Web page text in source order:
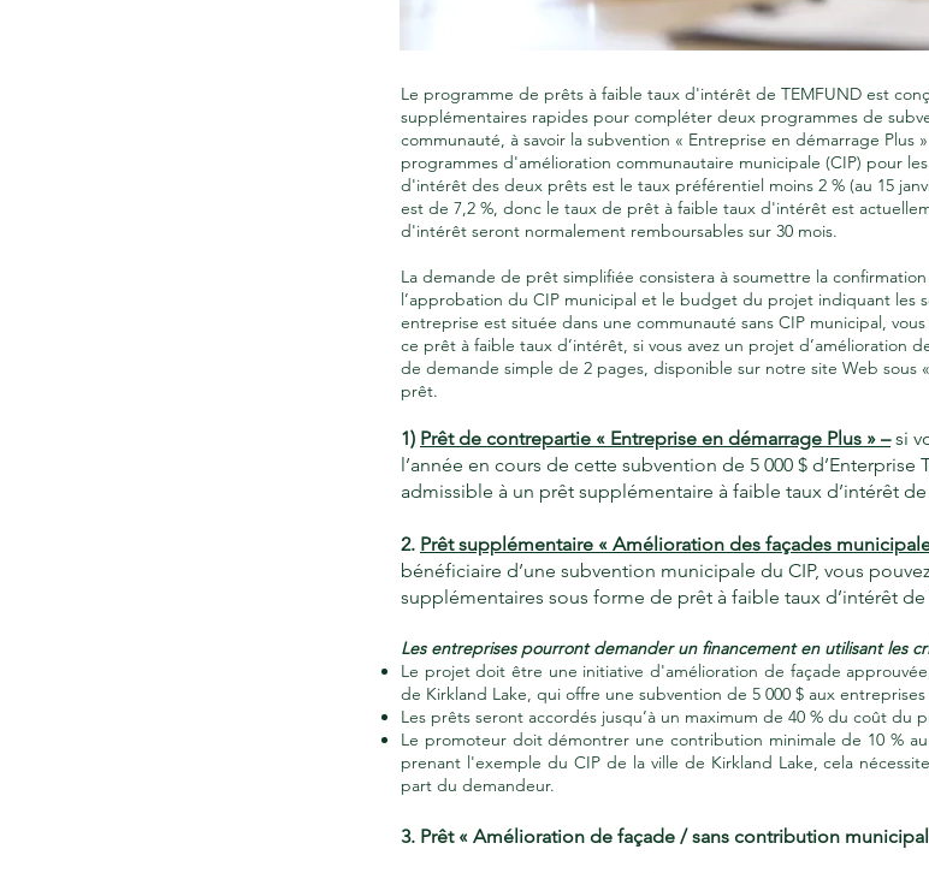
Le programme de prêts à faible taux d'intérêt de TEMFUND est
supplémentaires rapides pour compléter deux programmes de
communauté, à savoir la subvention « Entreprise en démarrage Plus
programmes d'amélioration communautaire municipale (CIP) pour
d'intérêt des deux prêts est le taux préférentiel moins 2 % (au 15
est de 7,2 %, donc le taux de prêt à faible taux d'intérêt est
d'intérêt seront normalement remboursables sur 30 mois.
La demande de prêt simplifiée consistera à soumettre la
l’approbation du CIP municipal et le budget du projet indiquant les
entreprise est située dans une communauté sans CIP municipal,
ce prêt à faible taux d’intérêt, si vous avez un projet d’amélioration
de demande simple de 2 pages, disponible sur notre site Web sous
prêt.
1) Prêt de contrepartie « Entreprise en démarrage Plus » –si
l’année en cours de cette subvention de 5 000 $
admissible à un prêt supplémentaire à faible taux d’intérêt de
2. Prêt supplémentaire « Amélioration des façades
bénéficiaire d’une subvention municipale du CIP, vous
supplémentaires sous forme de prêt à faible taux d’intérêt de
Les entreprises pourront demander un financement en utilisant les
Le projet doit être une initiative d'amélioration de façade
de Kirkland Lake, qui offre une subvention de 5 000 $ aux entreprises
Les prêts seront accordés jusqu’à un maximum de 40 % du coût du
Le promoteur doit démontrer une contribution minimale de 10 %
prenant l'exemple du CIP de la ville de Kirkland Lake, cela
part du demandeur.
3. Prêt « Amélioration de façade / sans contribution